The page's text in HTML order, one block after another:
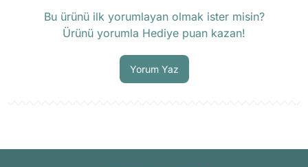
Bu ürünü ilk yorumlayan olmak ister misin?
Ürünü yorumla Hediye puan kazan!
Yorum Yaz